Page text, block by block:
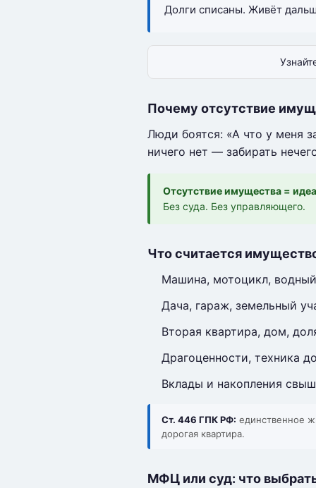
Долги списаны. Живёт
Почему отсутствие
Люди боятся: «А что у меня
ничего нет — забирать
Отсутствие имущества =
Без суда. Без управляющего.
Что считается
Машина, мотоцикл,
Дача, гараж, земельный
Вторая квартира, дом,
Драгоценности, техника
Вклады и накопления
Ст. 446 ГПК РФ: единственное
дорогая квартира.
МФЦ или суд: что